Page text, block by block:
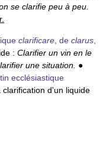
se clarifie peu à peu.
clarificare, de clarus,
: Clarifier un vin en le
une situation. ●
ecclésiastique
clarification d'un liquide